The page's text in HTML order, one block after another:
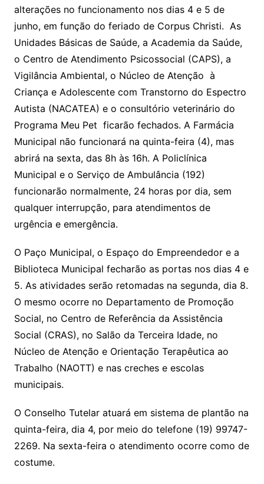
alterações no funcionamento nos dias 4 e 5 de
junho, em função do feriado de Corpus Christi. As
Unidades Básicas de Saúde, a Academia da Saúde,
o Centro de Atendimento Psicossocial (CAPS), a
Vigilância Ambiental, o Núcleo de Atenção à
Criança e Adolescente com Transtorno do Espectro
Autista (NACATEA) e o consultório veterinário do
Programa Meu Pet ficarão fechados. A Farmácia
Municipal não funcionará na quinta-feira (4), mas
abrirá na sexta, das 8h às 16h. A Policlínica
Municipal e o Serviço de Ambulância (192)
funcionarão normalmente, 24 horas por dia, sem
qualquer interrupção, para atendimentos de
urgência e emergência.
O Paço Municipal, o Espaço do Empreendedor e a
Biblioteca Municipal fecharão as portas nos dias 4 e
5. As atividades serão retomadas na segunda, dia 8.
O mesmo ocorre no Departamento de Promoção
Social, no Centro de Referência da Assistência
Social (CRAS), no Salão da Terceira Idade, no
Núcleo de Atenção e Orientação Terapêutica ao
Trabalho (NAOTT) e nas creches e escolas
municipais.
O Conselho Tutelar atuará em sistema de plantão na
quinta-feira, dia 4, por meio do telefone (19) 99747-
2269. Na sexta-feira o atendimento ocorre como de
costume.